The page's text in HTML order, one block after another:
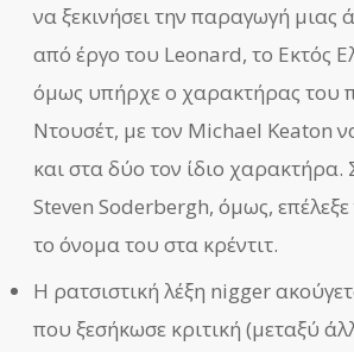
να ξεκινήσει την παραγωγή μιας
από έργο του Leonard, το Εκτός
όμως υπήρχε ο χαρακτήρας του
Ντουσέτ, με τον Michael Keaton να
και στα δύο τον ίδιο χαρακτήρα.
Steven Soderbergh, όμως,
το όνομα του στα κρέντιτ.
Η ρατσιστική λέξη nigger
που ξεσήκωσε κριτική (μεταξύ